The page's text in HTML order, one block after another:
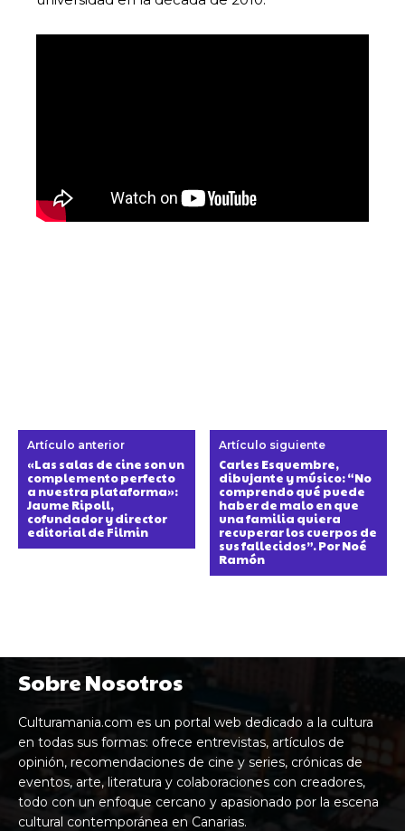
Artículo anterior
«Las salas de cine son un
complemento perfecto
a nuestra plataforma»:
Jaume Ripoll,
cofundador y director
editorial de Filmin
Artículo siguiente
Carles Esquembre,
dibujante y músico: “No
comprendo qué puede
haber de malo en que
una familia quiera
recuperar los cuerpos de
sus fallecidos”. Por Noé
Ramón
Sobre Nosotros
Culturamania.com es un portal web dedicado a la cultura
en todas sus formas: ofrece entrevistas, artículos de
opinión, recomendaciones de cine y series, crónicas de
eventos, arte, literatura y colaboraciones con creadores,
todo con un enfoque cercano y apasionado por la escena
cultural contemporánea en Canarias.